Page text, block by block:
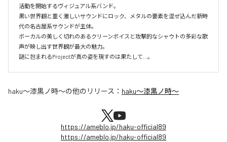
活動を開始するヴィジュアル系バンド。
黒い世界観と重く激しいサウンドにロック、メタルの要素を混ぜ込んだ新時
代の名古屋系サウンドが主体。
ボーカルの美しく切れのあるクリーンボイスと攻撃的なシャウトの多彩な歌
声が映し出す世界観が最大の魅力。
謎に包まれるProjectが真の姿を現すのは果たして…。
haku～漆黒ノ時～の他のリリース： haku～漆黒ノ時～
https://ameblo.jp/haku-official89
https://ameblo.jp/haku-official89